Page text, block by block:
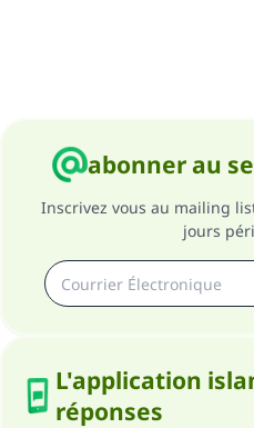
abonner au
Inscrivez vous au mailing
jours
L'application
réponses
Soutenez